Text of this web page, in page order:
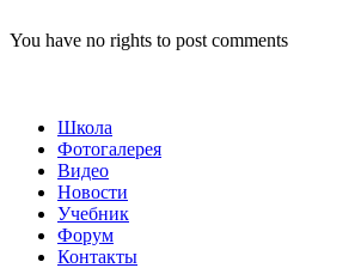
You have no rights to post comments
Школа
Фотогалерея
Видео
Новости
Учебник
Форум
Контакты